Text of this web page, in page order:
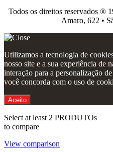
Todos os direitos reservados ®️
Amaro, 622 •
Utilizamos a tecnologia de
nosso site e a sua experiência de
interação para a personalização
você concorda com o uso de
Aceito
Select at least 2 PRODUTOs
to compare
View comparison